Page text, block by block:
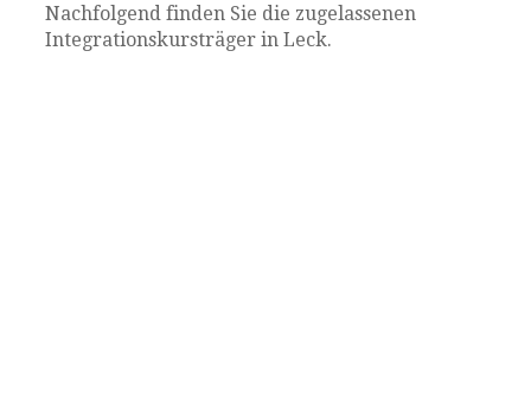
Nachfolgend finden Sie die zugelassenen
Integrationskursträger in Leck.